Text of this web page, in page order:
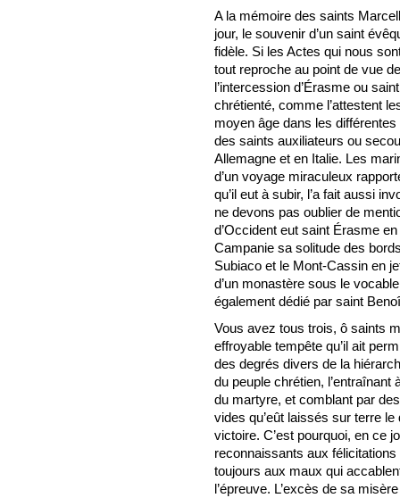
A la mémoire des saints
jour, le souvenir d’un saint
fidèle. Si les Actes qui nous
tout reproche au point de vue
l’intercession d’Érasme ou
chrétienté, comme l’attestent
moyen âge dans les
des saints auxiliateurs ou
Allemagne et en Italie. Les
d’un voyage miraculeux
qu’il eut à subir, l’a fait aussi
ne devons pas oublier de
d’Occident eut saint Érasme
Campanie sa solitude des
Subiaco et le Mont-Cassin en
d’un monastère sous le
également dédié par saint
Vous avez tous trois, ô saints
effroyable tempête qu’il ait
des degrés divers de la
du peuple chrétien,
du martyre, et comblant par
vides qu’eût laissés sur terre
victoire. C’est pourquoi, en ce
reconnaissants aux
toujours aux maux qui
l’épreuve. L’excès de sa